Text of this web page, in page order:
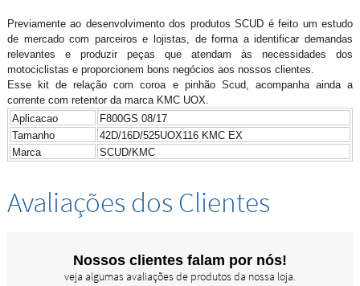
Previamente ao desenvolvimento dos produtos SCUD é feito um estudo
de mercado com parceiros e lojistas, de forma a identificar demandas
relevantes e produzir peças que atendam às necessidades dos
motociclistas e proporcionem bons negócios aos nossos clientes.
Esse kit de relação com coroa e pinhão Scud, acompanha ainda a
corrente com retentor da marca KMC UOX.
Aplicacao
F800GS 08/17
Tamanho
42D/16D/525UOX116 KMC EX
Marca
SCUD/KMC
Avaliações dos Clientes
Nossos clientes falam por nós!
veja algumas avaliações de produtos da nossa loja.